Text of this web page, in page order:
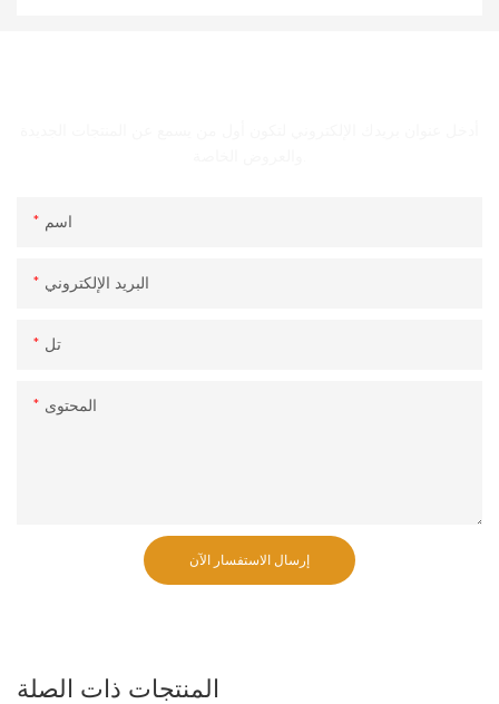
اسم
البريد الإلكتروني
تل
المحتوى
إرسال الاستفسار الآن
المنتجات ذات الصلة